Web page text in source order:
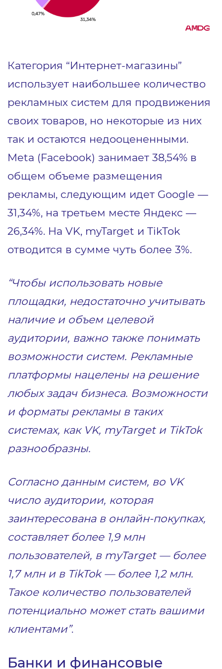
Категория “Интернет-магазины”
использует наибольшее количество
рекламных систем для продвижения
своих товаров, но некоторые из них
так и остаются недооцененными.
Meta (Facebook) занимает 38,54% в
общем объеме размещения
рекламы, следующим идет Google —
31,34%, на третьем месте Яндекс —
26,34%. На VK, myTarget и TikTok
отводится в сумме чуть более 3%.
“Чтобы использовать новые
площадки, недостаточно учитывать
наличие и объем целевой
аудитории, важно также понимать
возможности систем. Рекламные
платформы нацелены на решение
любых задач бизнеса. Возможности
и форматы рекламы в таких
системах, как VK, myTarget и TikTok
разнообразны.
Согласно данным систем, во VK
число аудитории, которая
заинтересована в онлайн-покупках,
составляет более 1,9 млн
пользователей, в myTarget — более
1,7 млн и в TikTok — более 1,2 млн.
Такое количество пользователей
потенциально может стать вашими
клиентами”.
Банки и финансовые